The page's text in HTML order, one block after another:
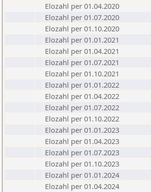
Elozahl per 01.04.2020
Elozahl per 01.07.2020
Elozahl per 01.10.2020
Elozahl per 01.01.2021
Elozahl per 01.04.2021
Elozahl per 01.07.2021
Elozahl per 01.10.2021
Elozahl per 01.01.2022
Elozahl per 01.04.2022
Elozahl per 01.07.2022
Elozahl per 01.10.2022
Elozahl per 01.01.2023
Elozahl per 01.04.2023
Elozahl per 01.07.2023
Elozahl per 01.10.2023
Elozahl per 01.01.2024
Elozahl per 01.04.2024